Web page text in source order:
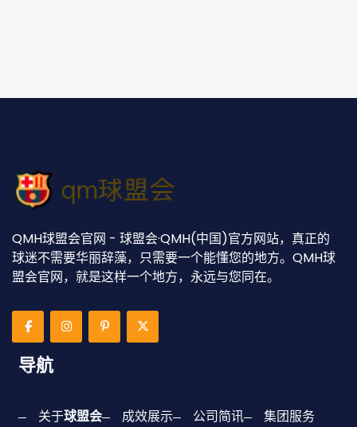
QMH球盟会官网 - 球盟会·QMH(中国)官方网站，真正的
球迷不需要华丽辞藻，只需要一个能懂您的地方。QMH球
盟会官网，就是这样一个地方，永远与您同在。
导航
关于球盟会 成效展示 公司简讯
集团服务